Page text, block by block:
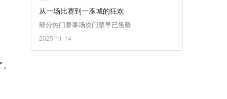
从一场比赛到一座城的狂欢
部分热门赛事场次门票早已售罄
2025-11-14